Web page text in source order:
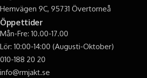
Hemvägen 9C, 95731 Övertorneå
Öppettider
Mån-Fre: 10.00-17.00
Lör: 10:00-14:00 (Augusti-Oktober)
010-188 20 20
info@rmjakt.se